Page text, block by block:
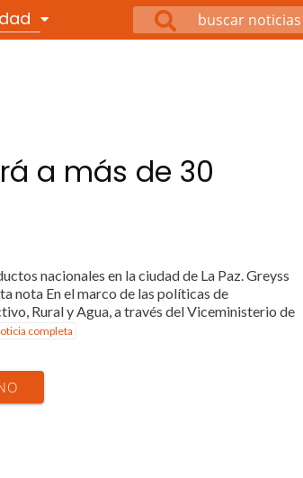
a más de 30
nacionales en la ciudad de La Paz. Greyss
nota En el marco de las políticas de
Rural y Agua, a través del Viceministerio de
completa